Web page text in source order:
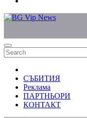
СЪБИТИЯ
Реклама
ПАРТНЬОРИ
КОНТАКТ